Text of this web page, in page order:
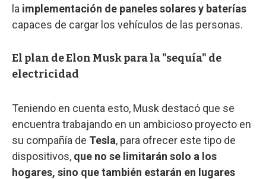
la implementación de paneles solares y baterías
capaces de cargar los vehículos de las personas.
El plan de Elon Musk para la "sequía" de
electricidad
Teniendo en cuenta esto, Musk destacó que se
encuentra trabajando en un ambicioso proyecto en
su compañía de Tesla, para ofrecer este tipo de
dispositivos, que no se limitarán solo a los
hogares, sino que también estarán en lugares